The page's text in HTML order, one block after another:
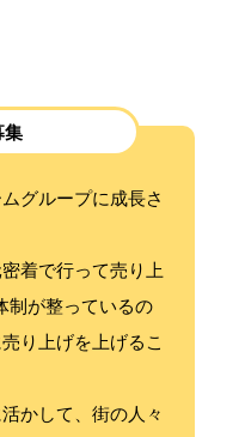
集
グループに成長さ
着で行って売り上
制が整っているの
り上げを上げるこ
かして、街の人々